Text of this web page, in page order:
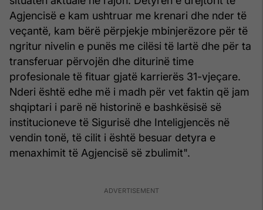
Agjencisë e kam ushtruar me krenari dhe nder të
veçantë, kam bërë përpjekje mbinjerëzore për të
ngritur nivelin e punës me cilësi të lartë dhe për ta
transferuar përvojën dhe diturinë time
profesionale të fituar gjatë karrierës 31-vjeçare.
Nderi është edhe më i madh për vet faktin që jam
shqiptari i parë në historinë e bashkësisë së
institucioneve të Sigurisë dhe Inteligjencës në
vendin tonë, të cilit i është besuar detyra e
menaxhimit të Agjencisë së zbulimit".